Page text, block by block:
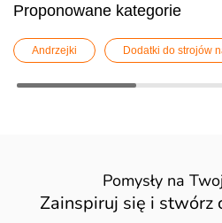
Proponowane kategorie
Andrzejki Dodatki do strojów
Pomysły na
Zainspiruj się i stwórz